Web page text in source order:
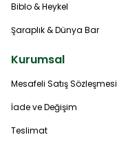
Biblo & Heykel
Şaraplık & Dünya Bar
Kurumsal
Mesafeli Satış Sözleşmesi
İade ve Değişim
Teslimat